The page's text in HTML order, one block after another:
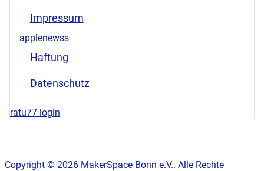
Impressum
applenewss
Haftung
Datenschutz
ratu77 login
Copyright © 2026 MakerSpace Bonn e.V.. Alle Rechte